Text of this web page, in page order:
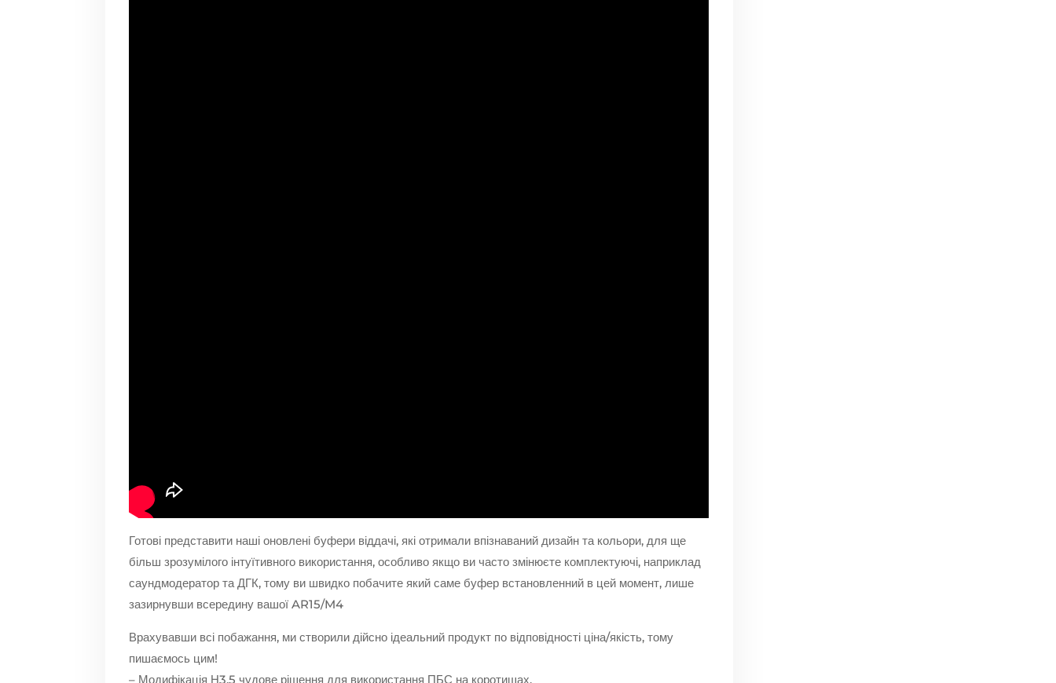
Готові представити наші оновлені буфери віддачі, які отримали впізнаваний дизайн та кольори, для ще
більш зрозумілого інтуїтивного використання, особливо якщо ви часто змінюєте комплектуючі, наприклад
саундмодератор та ДГК, тому ви швидко побачите який саме буфер встановленний в цей момент, лише
зазирнувши всередину вашої AR15/M4
Врахувавши всі побажання, ми створили дійсно ідеальний продукт по відповідності ціна/якість, тому
пишаємось цим!
– Модифікація Н3.5 чудове рішення для використання ПБС на коротишах.